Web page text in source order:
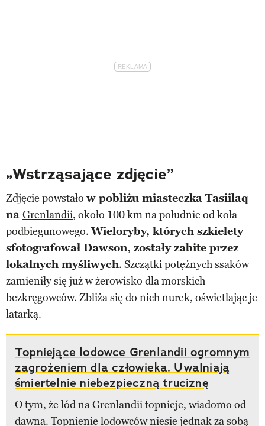
„Wstrząsające zdjęcie”
Zdjęcie powstało w pobliżu miasteczka Tasiilaq
na Grenlandii, około 100 km na południe od koła
podbiegunowego.Wieloryby, których szkielety
sfotografował Dawson, zostały zabite przez
lokalnych myśliwych. Szczątki potężnych ssaków
zamieniły się już w żerowisko dla morskich
bezkręgowców. Zbliża się do nich nurek, oświetlając je
latarką.
Topniejące lodowce Grenlandii ogromnym
zagrożeniem dla człowieka. Uwalniają
śmiertelnie niebezpieczną truciznę
O tym, że lód na Grenlandii topnieje, wiadomo od
dawna. Topnienie lodowców niesie jednak za sobą